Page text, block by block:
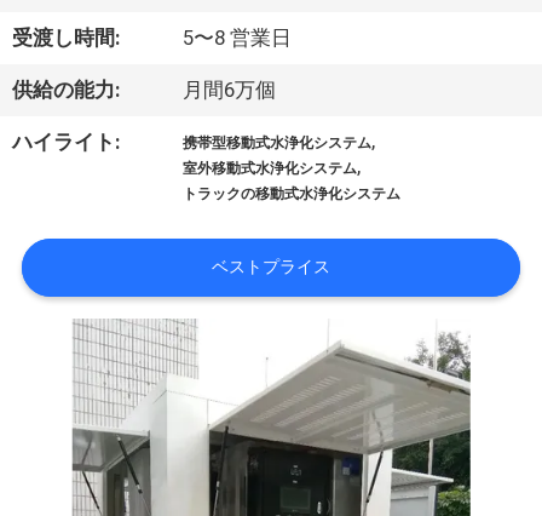
つ
い
場
旅
受渡し時間: 5〜8 営業日
供給の能力: 月間6万個
ハイライト: 携帯型移動式水浄化システム,
室外移動式水浄化システム,
トラックの移動式水浄化システム
ベストプライス